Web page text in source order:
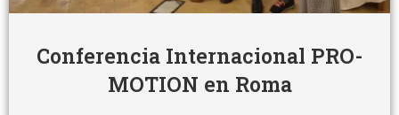
Conferencia Internacional PRO-
MOTION en Roma